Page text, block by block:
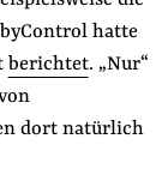
hatte
berichtet. „Nur“
dort natürlich